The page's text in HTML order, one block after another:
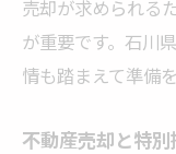
売却が求められる
が重要です。石川
情も踏まえて準備
不動産売却と特